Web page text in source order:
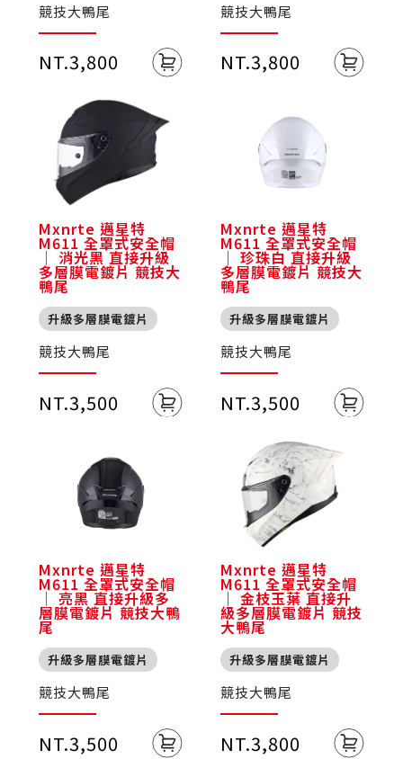
競技大鴨尾
NT.3,800
競技大鴨尾
NT.3,800
Mxnrte 邁星特
M611 全罩式安全帽
｜ 消光黑 直接升級
多層膜電鍍片 競技大
鴨尾
升級多層膜電鍍片
競技大鴨尾
NT.3,500
Mxnrte 邁星特
M611 全罩式安全帽
｜ 珍珠白 直接升級
多層膜電鍍片 競技大
鴨尾
升級多層膜電鍍片
競技大鴨尾
NT.3,500
Mxnrte 邁星特
M611 全罩式安全帽
｜ 亮黑 直接升級多
層膜電鍍片 競技大鴨
尾
升級多層膜電鍍片
競技大鴨尾
NT.3,500
Mxnrte 邁星特
M611 全罩式安全帽
｜ 金枝玉葉 直接升
級多層膜電鍍片 競技
大鴨尾
升級多層膜電鍍片
競技大鴨尾
NT.3,800